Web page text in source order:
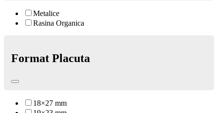
Metalice
Rasina Organica
Format Placuta
18×27 mm